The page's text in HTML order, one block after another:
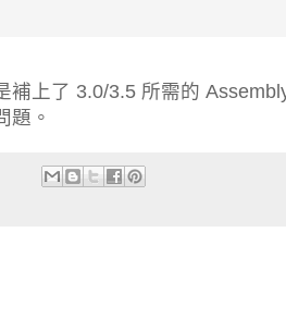
補上了 3.0/3.5 所需的
題。